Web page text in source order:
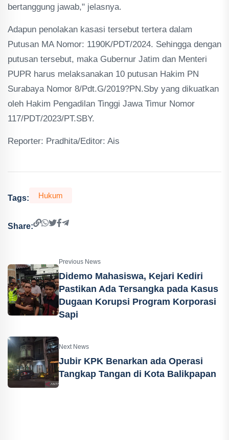
bertanggung jawab," jelasnya.
Adapun penolakan kasasi tersebut tertera dalam
Putusan MA Nomor: 1190K/PDT/2024. Sehingga dengan
putusan tersebut, maka Gubernur Jatim dan Menteri
PUPR harus melaksanakan 10 putusan Hakim PN
Surabaya Nomor 8/Pdt.G/2019?PN.Sby yang dikuatkan
oleh Hakim Pengadilan Tinggi Jawa Timur Nomor
117/PDT/2023/PT.SBY.
Reporter: Pradhita/Editor: Ais
Tags: Hukum
Share:
Previous News
Didemo Mahasiswa, Kejari Kediri
Pastikan Ada Tersangka pada Kasus
Dugaan Korupsi Program Korporasi
Sapi
Next News
Jubir KPK Benarkan ada Operasi
Tangkap Tangan di Kota Balikpapan